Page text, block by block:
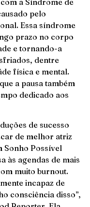
pelo
Essa síndrome
prazo no corpo
e tornando-a
dentre
física e mental.
a pausa também
dedicado aos
de sucesso
de melhor atriz
Sonho Possível
às agendas de mais
muito burnout.
incapaz de
consciência disso”,